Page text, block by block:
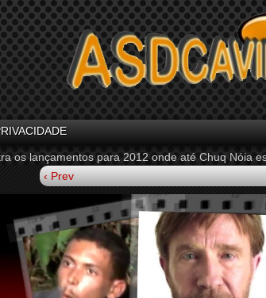
os lançamentos para 2012 onde até Chuq Nóia
‹ Prev